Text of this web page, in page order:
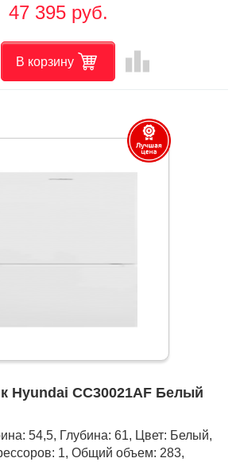
47 395 руб.
В корзину leaderboard
Hyundai CC30021AF Белый
54,5, Глубина: 61, Цвет: Белый,
1, Общий объем: 283,